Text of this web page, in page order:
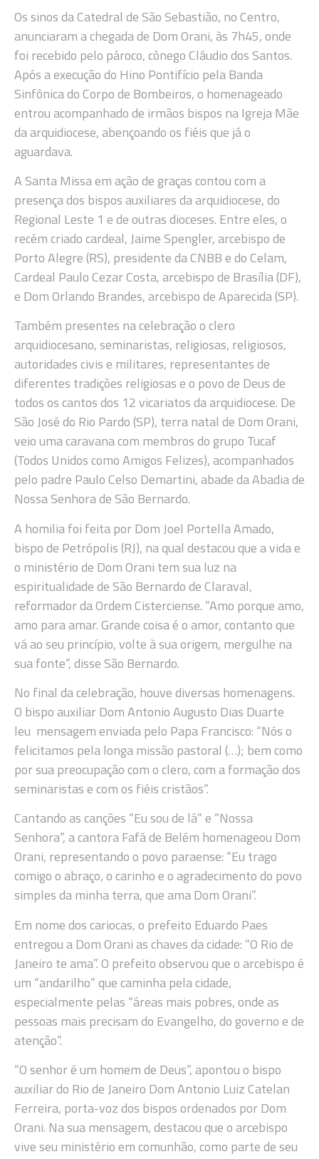
Os sinos da Catedral de São Sebastião, no Centro,
anunciaram a chegada de Dom Orani, às 7h45, onde
foi recebido pelo pároco, cônego Cláudio dos Santos.
Após a execução do Hino Pontifício pela Banda
Sinfônica do Corpo de Bombeiros, o homenageado
entrou acompanhado de irmãos bispos na Igreja Mãe
da arquidiocese, abençoando os fiéis que já o
aguardava.
A Santa Missa em ação de graças contou com a
presença dos bispos auxiliares da arquidiocese, do
Regional Leste 1 e de outras dioceses. Entre eles, o
recém criado cardeal, Jaime Spengler, arcebispo de
Porto Alegre (RS), presidente da CNBB e do Celam,
Cardeal Paulo Cezar Costa, arcebispo de Brasília (DF),
e Dom Orlando Brandes, arcebispo de Aparecida (SP).
Também presentes na celebração o clero
arquidiocesano, seminaristas, religiosas, religiosos,
autoridades civis e militares, representantes de
diferentes tradições religiosas e o povo de Deus de
todos os cantos dos 12 vicariatos da arquidiocese. De
São José do Rio Pardo (SP), terra natal de Dom Orani,
veio uma caravana com membros do grupo Tucaf
(Todos Unidos como Amigos Felizes), acompanhados
pelo padre Paulo Celso Demartini, abade da Abadia de
Nossa Senhora de São Bernardo.
A homilia foi feita por Dom Joel Portella Amado,
bispo de Petrópolis (RJ), na qual destacou que a vida e
o ministério de Dom Orani tem sua luz na
espiritualidade de São Bernardo de Claraval,
reformador da Ordem Cisterciense. “Amo porque amo,
amo para amar. Grande coisa é o amor, contanto que
vá ao seu princípio, volte à sua origem, mergulhe na
sua fonte”, disse São Bernardo.
No final da celebração, houve diversas homenagens.
O bispo auxiliar Dom Antonio Augusto Dias Duarte
leu mensagem enviada pelo Papa Francisco: “Nós o
felicitamos pela longa missão pastoral (…); bem como
por sua preocupação com o clero, com a formação dos
seminaristas e com os fiéis cristãos”.
Cantando as canções “Eu sou de lá” e “Nossa
Senhora”, a cantora Fafá de Belém homenageou Dom
Orani, representando o povo paraense: “Eu trago
comigo o abraço, o carinho e o agradecimento do povo
simples da minha terra, que ama Dom Orani”.
Em nome dos cariocas, o prefeito Eduardo Paes
entregou a Dom Orani as chaves da cidade: “O Rio de
Janeiro te ama”. O prefeito observou que o arcebispo é
um “andarilho” que caminha pela cidade,
especialmente pelas “áreas mais pobres, onde as
pessoas mais precisam do Evangelho, do governo e de
atenção”.
“O senhor é um homem de Deus”, apontou o bispo
auxiliar do Rio de Janeiro Dom Antonio Luiz Catelan
Ferreira, porta-voz dos bispos ordenados por Dom
Orani. Na sua mensagem, destacou que o arcebispo
vive seu ministério em comunhão, como parte de seu